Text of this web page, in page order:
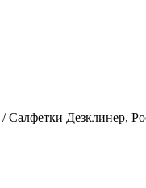
/ Салфетки Дезклинер,